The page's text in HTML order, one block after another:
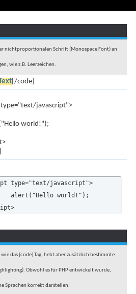
nichtproportionalen Schrift (Monospace Font) an
wie z.B. Leerzeichen.
Text[/code]
type="text/javascript">
world!");
type="text/javascript">
das [code] Tag, hebt aber zusätzlich bestimmte
Obwohl es für PHP entwickelt wurde,
Sprachen korrekt darstellen.